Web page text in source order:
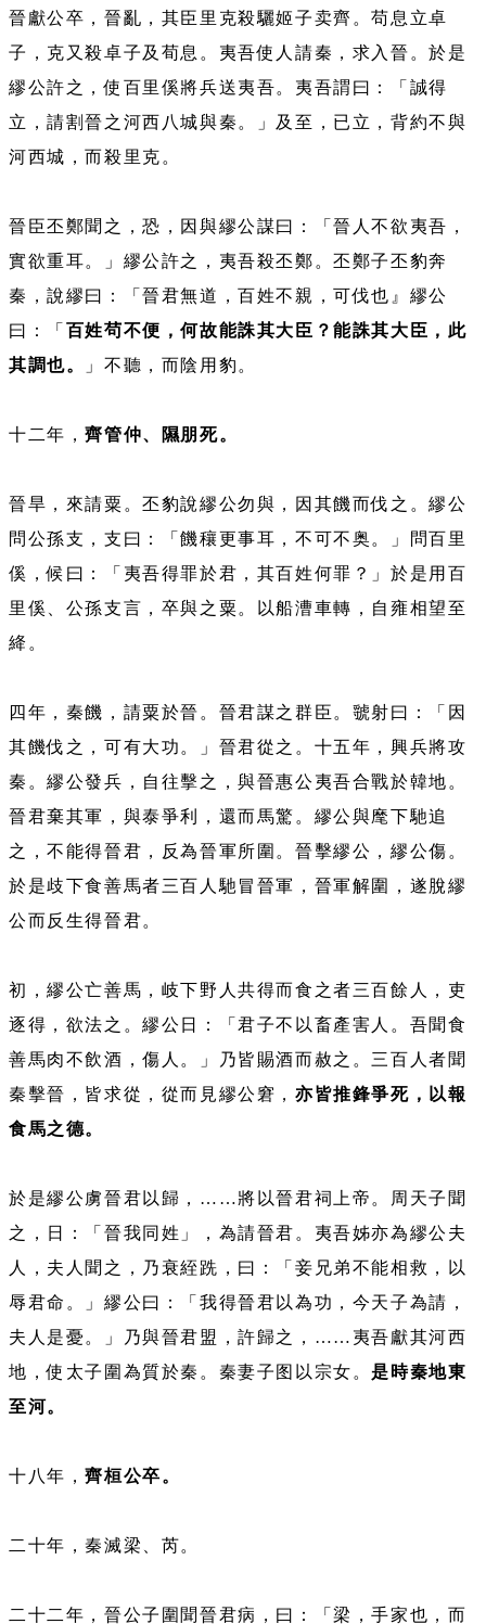
晉獻公卒，晉亂，其臣里克殺驪姬子卖齊。苟息立卓
子，克又殺卓子及荀息。夷吾使人請秦，求入晉。於是
繆公許之，使百里傒將兵送夷吾。夷吾謂曰：「誠得
立，請割晉之河西八城與秦。」及至，已立，背約不與
河西城，而殺里克。
晉臣丕鄭聞之，恐，因與繆公謀曰：「晉人不欲夷吾，
實欲重耳。」繆公許之，夷吾殺丕鄭。丕鄭子丕豹奔
秦，說繆曰：「晉君無道，百姓不親，可伐也』繆公
曰：「 百姓茍不便，何故能誅其大臣？能誅其大臣，此
其調也。
」不聽，而陰用豹。
十二年，齊管仲、隰朋死。
晉旱，來請粟。丕豹說繆公勿與，因其饑而伐之。繆公
問公孫支，支曰：「饑穰更事耳，不可不奥。」問百里
傒，候曰：「夷吾得罪於君，其百姓何罪？」於是用百
里傒、公孫支言，卒與之粟。以船漕車轉，自雍相望至
絳。
四年，秦饑，請粟於晉。晉君謀之群臣。虢射曰：「因
其饑伐之，可有大功。」晉君從之。十五年，興兵將攻
秦。繆公發兵，自往擊之，與晉惠公夷吾合戰於韓地。
晉君棄其軍，與泰爭利，還而馬驚。繆公與麾下馳追
之，不能得晉君，反為晉軍所圍。晉擊繆公，繆公傷。
於是歧下食善馬者三百人馳冒晉軍，晉軍解圍，遂脫繆
公而反生得晉君。
初，繆公亡善馬，岐下野人共得而食之者三百餘人，吏
逐得，欲法之。繆公日：「君子不以畜產害人。吾聞食
善馬肉不飲酒，傷人。」乃皆賜酒而赦之。三百人者聞
秦擊晉，皆求從，從而見繆公窘，亦皆推鋒爭死，以報
食馬之德。
於是繆公虜晉君以歸，……將以晉君祠上帝。周天子聞
之，日：「晉我同姓」，為請晉君。夷吾姊亦為繆公夫
人，夫人聞之，乃衰絰跣，曰：「妾兄弟不能相救，以
辱君命。」繆公曰：「我得晉君以為功，今天子為請，
夫人是憂。」乃與晉君盟，許歸之，……夷吾獻其河西
地，使太子圍為質於秦。秦妻子图以宗女。是時秦地東
至河。
十八年，齊桓公卒。
二十年，秦滅梁、芮。
二十二年，晉公子圍聞晉君病，曰：「梁，手家也，而